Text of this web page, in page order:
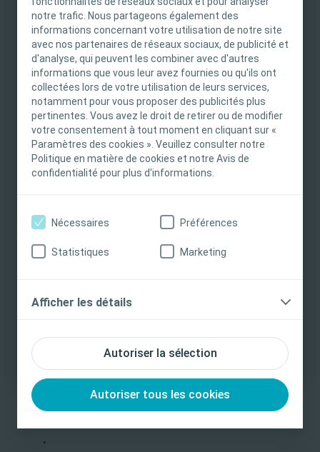
notre trafic. Nous partageons également des
informations concernant votre utilisation de notre site
avec nos partenaires de réseaux sociaux, de publicité et
d'analyse, qui peuvent les combiner avec d'autres
informations que vous leur avez fournies ou qu'ils ont
collectées lors de votre utilisation de leurs services,
notamment pour vous proposer des publicités plus
pertinentes. Vous avez le droit de retirer ou de modifier
votre consentement à tout moment en cliquant sur «
Paramètres des cookies ». Veuillez consulter notre
Politique en matière de cookies et notre Avis de
confidentialité pour plus d'informations.
Autoriser la sélection
Autoriser tous les cookies
Nécessaires Préférences
Statistiques Marketing
Afficher les détails
INFORMATION IMPORTANTE
Ce site est destiné uniquement aux
professionnels de santé français tels que définis
dans le Code de la santé publique français. Le
contenu du site est destiné à l’information et
l’éducation et peut ne pas être adapté à toutes
les juridictions. Coloplast ne fournit pas de
conseils médicaux. Le professionnel de santé est
seul responsable du choix du traitement pour les
les instructions d'utilisation, contre-indications,
consulter le mode d'emploi (IFU) du produit avant
Je suis un Professionnel de santé
sujet ?
Les informations collectées sont les suivantes
Les informations qui sont collectées sont celles
que vous fournissez à Coloplast. Cela peut
inclure :
Données professionnelles (prénom, nom,
adresse du lieu de travail et, si nécessaire,
numéro d'identification national HCP),
Domaine d'expertise médicale,
d'informations que vous avez choisi de
Commandes, factures, date et heure des
Coloplast, notes des interactions avec
Coloplast, communication avec Coloplast (par
exemple, e-mails et, le cas échéant, appels
enregistrés), activité dans les apps Coloplast
.